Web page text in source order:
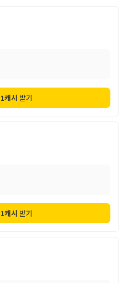
1캐시 받기
1캐시 받기